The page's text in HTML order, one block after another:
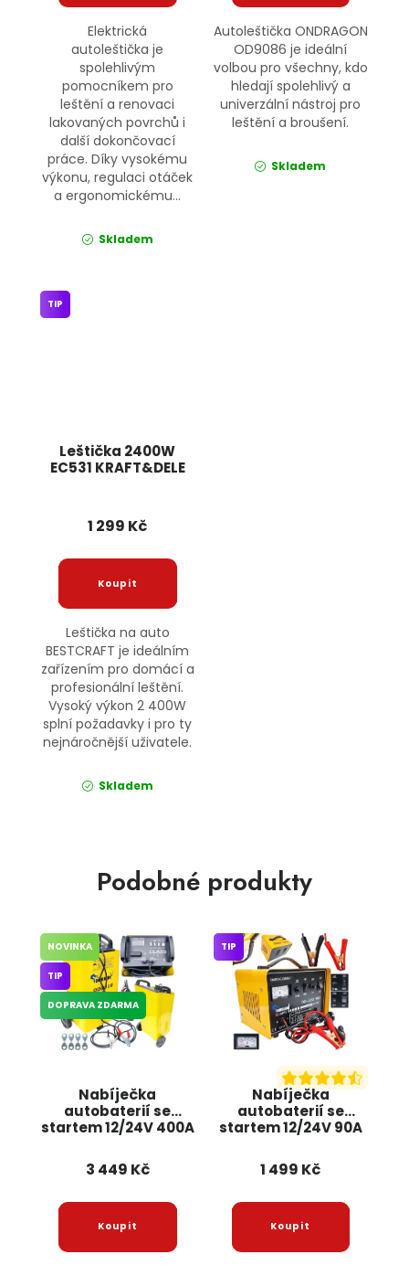
Elektrická
autoleštička je
spolehlivým
pomocníkem pro
leštění a renovaci
lakovaných povrchů i
další dokončovací
práce. Díky vysokému
výkonu, regulaci otáček
a ergonomickému...
Skladem
Autoleštička ONDRAGON
OD9086 je ideální
volbou pro všechny, kdo
hledají spolehlivý a
univerzální nástroj pro
leštění a broušení.
Skladem
Leštička 2400W
EC531 KRAFT&DELE
TIP
1 299 Kč
Leštička na auto
BESTCRAFT je ideálním
zařízením pro domácí a
profesionální leštění.
Vysoký výkon 2 400W
splní požadavky i pro ty
nejnáročnější uživatele.
Skladem
Podobné produkty
Nabíječka
autobaterií se
startem 12/24V 400A
NOVINKA
TIP
DOPRAVA ZDARMA
3 449 Kč
Nabíječka
autobaterií se
startem 12/24V 90A
TIP
1 499 Kč